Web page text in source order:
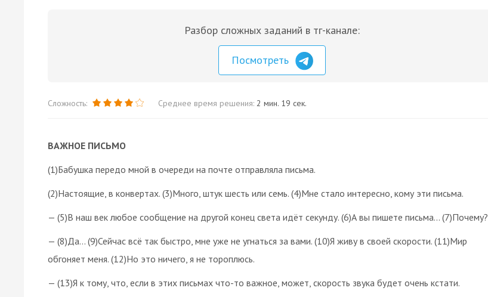
Разбор сложных заданий в тг-канале:
Посмотреть
Сложность: Среднее время решения: 2 мин. 19 сек.
ВАЖНОЕ ПИСЬМО
(1)Бабушка передо мной в очереди на почте отправляла письма.
(2)Настоящие, в конвертах. (3)Много, штук шесть или семь. (4)Мне стало интересно, кому эти письма.
— (5)В наш век любое сообщение на другой конец света идёт секунду. (6)А вы пишете письма… (7)Почему?
— (8)Да… (9)Сейчас всё так быстро, мне уже не угнаться за вами. (10)Я живу в своей скорости. (11)Мир
обгоняет меня. (12)Но это ничего, я не тороплюсь.
— (13)Я к тому, что, если в этих письмах что-то важное, может, скорость звука будет очень кстати.